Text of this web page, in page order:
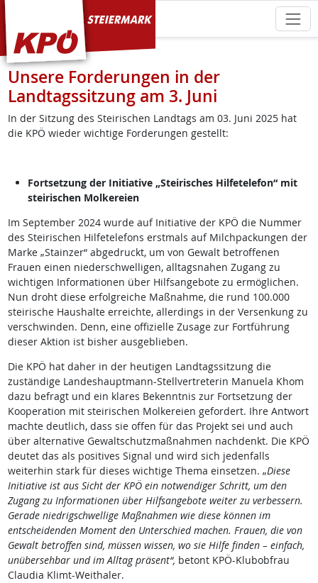
KPÖ Steiermark
Unsere Forderungen in der
Landtagssitzung am 3. Juni
In der Sitzung des Steirischen Landtags am 03. Juni 2025 hat
die KPÖ wieder wichtige Forderungen gestellt:
Fortsetzung der Initiative „Steirisches Hilfetelefon“ mit
steirischen Molkereien
Im September 2024 wurde auf Initiative der KPÖ die Nummer
des Steirischen Hilfetelefons erstmals auf Milchpackungen der
Marke „Stainzer“ abgedruckt, um von Gewalt betroffenen
Frauen einen niederschwelligen, alltagsnahen Zugang zu
wichtigen Informationen über Hilfsangebote zu ermöglichen.
Nun droht diese erfolgreiche Maßnahme, die rund 100.000
steirische Haushalte erreichte, allerdings in der Versenkung zu
verschwinden. Denn, eine offizielle Zusage zur Fortführung
dieser Aktion ist bisher ausgeblieben.
Die KPÖ hat daher in der heutigen Landtagssitzung die
zuständige Landeshauptmann-Stellvertreterin Manuela Khom
dazu befragt und ein klares Bekenntnis zur Fortsetzung der
Kooperation mit steirischen Molkereien gefordert. Ihre Antwort
machte deutlich, dass sie offen für das Projekt sei und auch
über alternative Gewaltschutzmaßnahmen nachdenkt. Die KPÖ
deutet das als positives Signal und wird sich jedenfalls
weiterhin stark für dieses wichtige Thema einsetzen. „Diese
Initiative ist aus Sicht der KPÖ ein notwendiger Schritt, um den
Zugang zu Informationen über Hilfsangebote weiter zu verbessern.
Gerade niedrigschwellige Maßnahmen wie diese können im
entscheidenden Moment den Unterschied machen. Frauen, die von
Gewalt betroffen sind, müssen wissen, wo sie Hilfe finden – einfach,
unübersehbar und im Alltag präsent“, betont KPÖ-Klubobfrau
Claudia Klimt-Weithaler.